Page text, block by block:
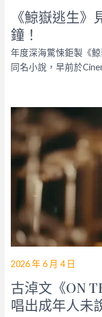
《鯨嶽逃生
鐘！
年度深海驚悚鉅製《
同名小說，早前於
2026 年 6 月 4 日
古淖文《ON
唱出成年人未